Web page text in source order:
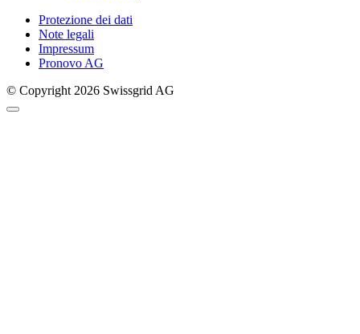
Protezione dei dati
Note legali
Impressum
Pronovo AG
© Copyright 2026 Swissgrid AG